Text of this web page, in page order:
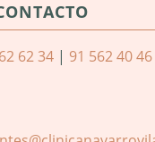
62 34| 91 562 40 46